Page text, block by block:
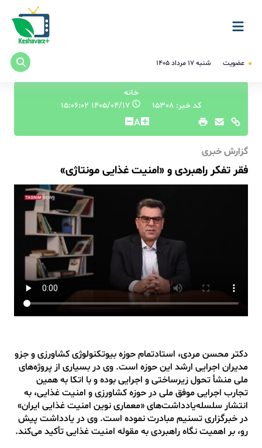
عضویت شنبه ۱۷ مرداد ۱۴۰۵
خانه
کد خبر: 15308
۱۴۰۵/۰۴/۱۷ ۱۵:۰۶:۰۲
A
گزارش خبری
فقر تفکر راهبردی و «امنیت غذایی مونتاژی»
دکتر محسن مردی، استادتمام حوزه بیوتکنولوژی کشاورزی و جزو
مدیران اجرایی ارشد این حوزه است. وی در بسیاری از پروژه‌های
ملی منشأ تحول زیرساختی و اجرایی بوده و با اتکا به همین
تجارب اجرایی موفق ملی در حوزه کشاورزی و امنیت غذایی، به
انتشار سلسله‌یادداشت‌های «معماری نوین امنیت غذایی ایران»
در خبرگزاری تسنیم مبادرت نموده است. وی در یادداشت پیش
رو، بر اهمیت نگاه راهبردی به مقوله امنیت غذایی تأکید می‌کند.